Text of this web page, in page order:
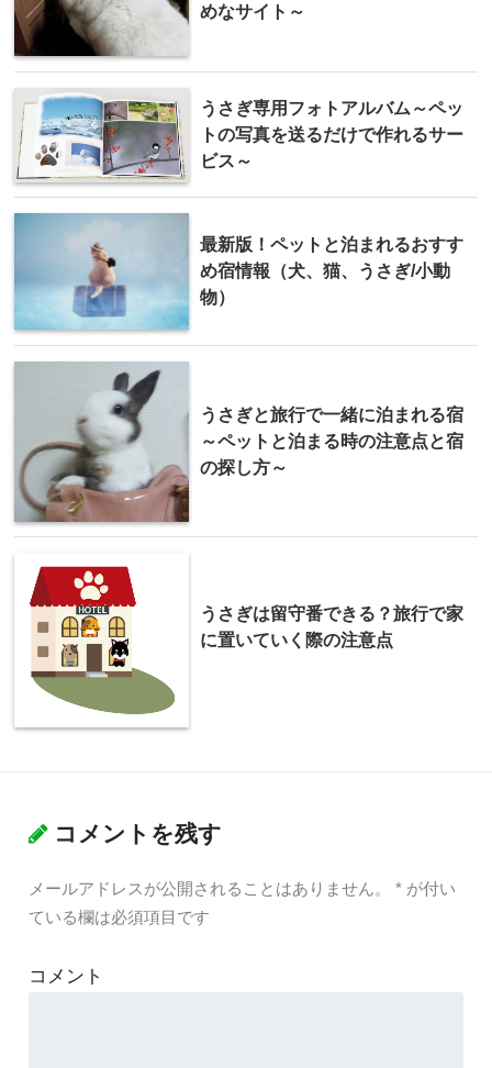
めなサイト～
うさぎ専用フォトアルバム～ペッ
トの写真を送るだけで作れるサー
ビス～
最新版！ペットと泊まれるおすす
め宿情報（犬、猫、うさぎ/小動
物）
うさぎと旅行で一緒に泊まれる宿
～ペットと泊まる時の注意点と宿
の探し方～
うさぎは留守番できる？旅行で家
に置いていく際の注意点
コメントを残す
メールアドレスが公開されることはありません。 *が付い
ている欄は必須項目です
コメント